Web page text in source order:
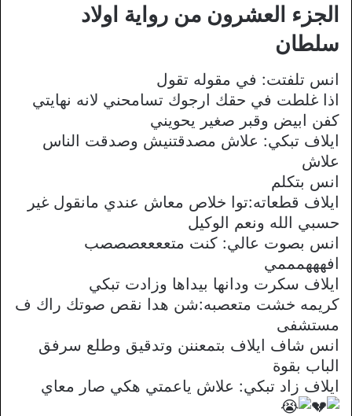
الجزء العشرون من رواية اولاد
سلطان
انس تلفتت: في مقوله تقول
اذا غلطت في حقك ارجوك تسامحني لانه نهايتي
كفن ابيض وقبر صغير يحويني
ايلاف تبكي: علاش مصدقتنيش وصدقت الناس
علاش
انس بتكلم
ايلاف قطعاته:توا خلاص معاش عندي مانقول غير
حسبي الله ونعم الوكيل
انس بصوت عالي: كنت متععععصصصب
افهههمممي
ايلاف سكرت ودانها بيداها وزادت تبكي
كريمه خشت متعصبه:شن هدا نقص صوتك راك ف
مستشفى
انس شاف ايلاف بتمعننن وتدقيق وطلع سرفق
الباب بقوة
ايلاف زاد تبكي: علاش ياعمتي هكي صار معاي